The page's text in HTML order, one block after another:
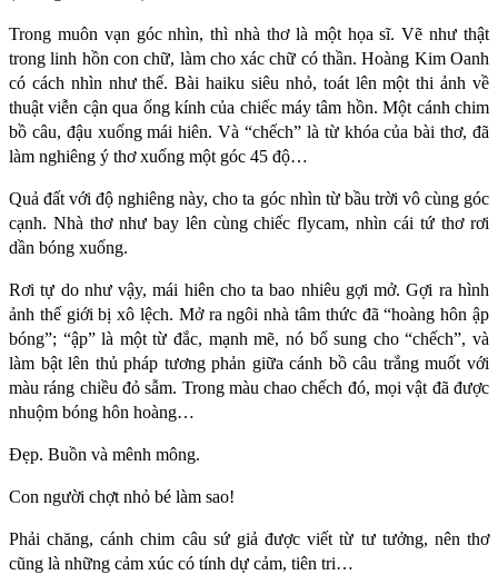
Trong muôn vạn góc nhìn, thì nhà thơ là một họa sĩ. Vẽ như thật
trong linh hồn con chữ, làm cho xác chữ có thần. Hoàng Kim Oanh
có cách nhìn như thế. Bài haiku siêu nhỏ, toát lên một thi ảnh về
thuật viễn cận qua ống kính của chiếc máy tâm hồn. Một cánh chim
bồ câu, đậu xuống mái hiên. Và “chếch” là từ khóa của bài thơ, đã
làm nghiêng ý thơ xuống một góc 45 độ…
Quả đất với độ nghiêng này, cho ta góc nhìn từ bầu trời vô cùng góc
cạnh. Nhà thơ như bay lên cùng chiếc flycam, nhìn cái tứ thơ rơi
dần bóng xuống.
Rơi tự do như vậy, mái hiên cho ta bao nhiêu gợi mở. Gợi ra hình
ảnh thế giới bị xô lệch. Mở ra ngôi nhà tâm thức đã “hoàng hôn ập
bóng”; “ập” là một từ đắc, mạnh mẽ, nó bổ sung cho “chếch”, và
làm bật lên thủ pháp tương phản giữa cánh bồ câu trắng muốt với
màu ráng chiều đỏ sẫm. Trong màu chao chếch đó, mọi vật đã được
nhuộm bóng hôn hoàng…
Đẹp. Buồn và mênh mông.
Con người chợt nhỏ bé làm sao!
Phải chăng, cánh chim câu sứ giả được viết từ tư tưởng, nên thơ
cũng là những cảm xúc có tính dự cảm, tiên tri…